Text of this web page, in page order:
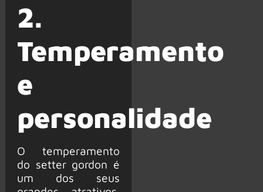
2.
Temperamento
e
personalidade
O temperamento
do setter gordon é
um dos seus